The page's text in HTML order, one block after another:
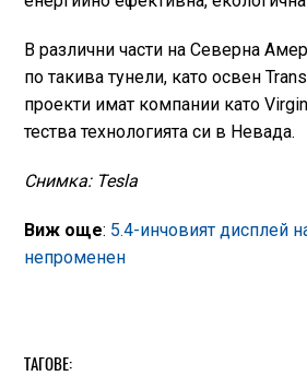
В различни части на Северна
по такива тунели, като освен
проекти имат компании като
тества технологията си в Невада.
Снимка: Tesla
Виж още: 5.4-инчовият дисплей
непроменен
ТАГОВЕ: